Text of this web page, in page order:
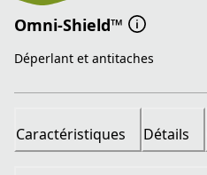
Omni-Shield™
Déperlant et antitaches
Caractéristiques Détails